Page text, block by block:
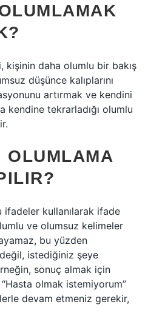
kişinin daha olumlu bir bakış
düşünce kalıplarını
artırmak ve kendini
kendine tekrarladığı olumlu
OLUMLAMA
ifadeler kullanılarak ifade
ve olumsuz kelimeler
bu yüzden
istediğiniz şeye
sonuç almak için
“Hasta olmak istemiyorum”
devam etmeniz gerekir,